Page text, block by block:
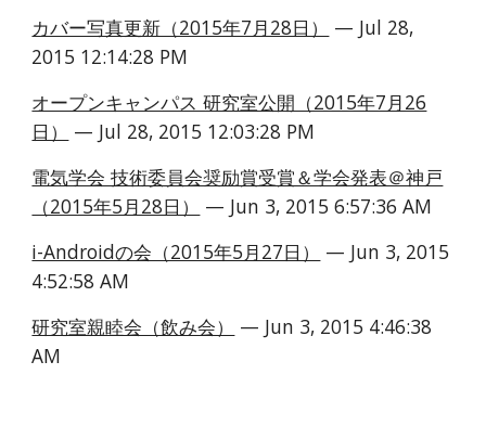
カバー写真更新（2015年7月28日）
— Jul 28,
2015 12:14:28 PM
オープンキャンパス 研究室公開（2015年7月26
日）
— Jul 28, 2015 12:03:28 PM
電気学会 技術委員会奨励賞受賞＆学会発表＠神戸
（2015年5月28日）
— Jun 3, 2015 6:57:36 AM
i-Androidの会（2015年5月27日）
— Jun 3, 2015
4:52:58 AM
研究室親睦会（飲み会）
— Jun 3, 2015 4:46:38
AM